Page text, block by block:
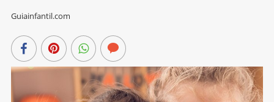
Guiainfantil.com